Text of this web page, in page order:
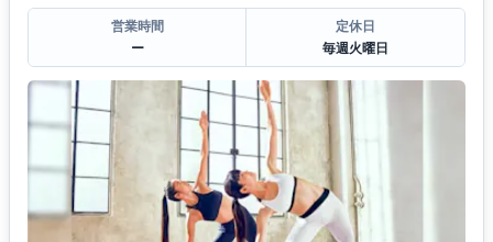
営業時間
ー
定休日
毎週火曜日